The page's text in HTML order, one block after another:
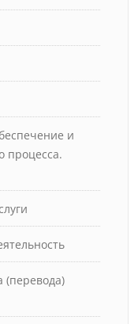
и
процесса.
(перевода)